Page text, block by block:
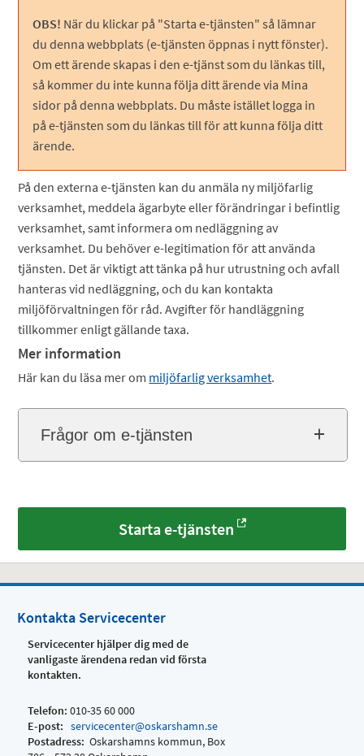
OBS! När du klickar på "Starta e-tjänsten" så lämnar
du denna webbplats (e-tjänsten öppnas i nytt fönster).
Om ett ärende skapas i den e-tjänst som du länkas till,
så kommer du inte kunna följa ditt ärende via Mina
sidor på denna webbplats. Du måste istället logga in
på e-tjänsten som du länkas till för att kunna följa ditt
ärende.
På den externa e-tjänsten kan du anmäla ny miljöfarlig
verksamhet, meddela ägarbyte eller förändringar i befintlig
verksamhet, samt informera om nedläggning av
verksamhet. Du behöver e-legitimation för att använda
tjänsten. Det är viktigt att tänka på hur utrustning och avfall
hanteras vid nedläggning, och du kan kontakta
miljöförvaltningen för råd. Avgifter för handläggning
tillkommer enligt gällande taxa.
Mer information
Här kan du läsa mer om miljöfarlig verksamhet.
Frågor om e-tjänsten
Starta e-tjänsten
Kontakta Servicecenter
Servicecenter hjälper dig med de
vanligaste ärendena redan vid första
kontakten.
Telefon: 010-35 60 000
E-post: servicecenter@oskarshamn.se
Postadress: Oskarshamns kommun, Box